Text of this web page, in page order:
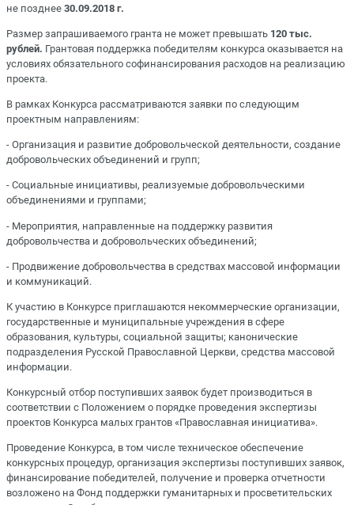
не позднее 30.09.2018 г.
Размер запрашиваемого гранта не может превышать 120 тыс.
рублей. Грантовая поддержка победителям конкурса оказывается на
условиях обязательного софинансирования расходов на реализацию
проекта.
В рамках Конкурса рассматриваются заявки по следующим
проектным направлениям:
- Организация и развитие добровольческой деятельности, создание
добровольческих объединений и групп;
- Социальные инициативы, реализуемые добровольческими
объединениями и группами;
- Мероприятия, направленные на поддержку развития
добровольчества и добровольческих объединений;
- Продвижение добровольчества в средствах массовой информации
и коммуникаций.
К участию в Конкурсе приглашаются некоммерческие организации,
государственные и муниципальные учреждения в сфере
образования, культуры, социальной защиты; канонические
подразделения Русской Православной Церкви, средства массовой
информации.
Конкурсный отбор поступивших заявок будет производиться в
соответствии с Положением о порядке проведения экспертизы
проектов Конкурса малых грантов «Православная инициатива».
Проведение Конкурса, в том числе техническое обеспечение
конкурсных процедур, организация экспертизы поступивших заявок,
финансирование победителей, получение и проверка отчетности
возложено на Фонд поддержки гуманитарных и просветительских